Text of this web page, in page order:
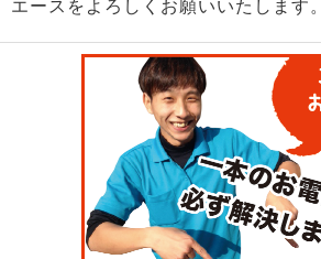
エースをよろしくお願いいたします。